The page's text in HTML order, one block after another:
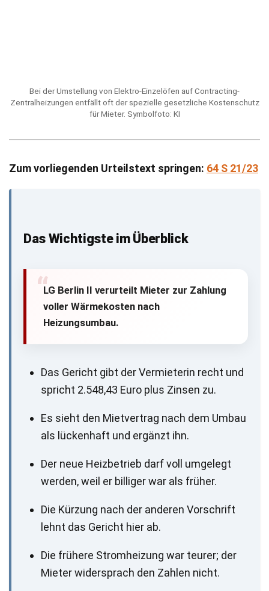
Bei der Umstellung von Elektro-Einzelöfen auf Contracting-
Zentralheizungen entfällt oft der spezielle gesetzliche Kostenschutz
für Mieter. Symbolfoto: KI
Zum vorliegenden Urteilstext springen: 64 S 21/23
Das Wichtigste im Überblick
LG Berlin II verurteilt Mieter zur Zahlung
voller Wärmekosten nach
Heizungsumbau.
Das Gericht gibt der Vermieterin recht und
spricht 2.548,43 Euro plus Zinsen zu.
Es sieht den Mietvertrag nach dem Umbau
als lückenhaft und ergänzt ihn.
Der neue Heizbetrieb darf voll umgelegt
werden, weil er billiger war als früher.
Die Kürzung nach der anderen Vorschrift
lehnt das Gericht hier ab.
Die frühere Stromheizung war teurer; der
Mieter widersprach den Zahlen nicht.